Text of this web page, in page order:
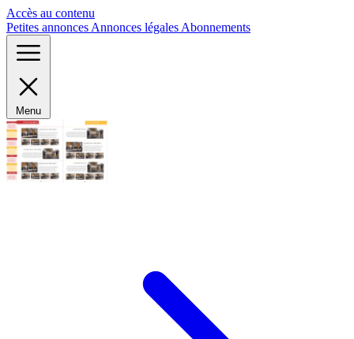
Accès au contenu
Petites annonces Annonces légales Abonnements
Menu
Panneau de gestion des cookies